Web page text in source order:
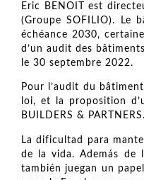
Eric BENOIT est
(Groupe SOFILIO). Le
échéance 2030,
d’un audit des
le 30 septembre 2022.
Pour l’audit du
loi, et la proposition
BUILDERS & PARTNERS.
La dificultad para
de la vida. Además de
también juegan un